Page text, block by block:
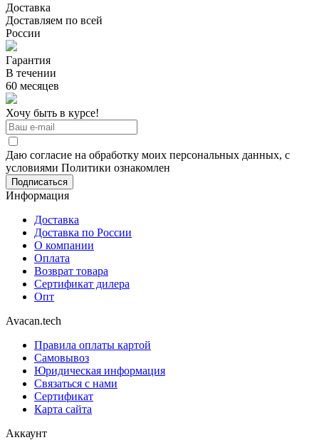
Доставка
Доставляем по всей
России
Гарантия
В течении
60 месяцев
Хочу быть в курсе!
Даю согласие на обработку моих персональных данных, с
условиями Политики ознакомлен
Информация
Доставка
Доставка по России
О компании
Оплата
Возврат товара
Сертификат дилера
Опт
Avacan.tech
Правила оплаты картой
Самовывоз
Юридическая информация
Связаться с нами
Сертификат
Карта сайта
Аккаунт